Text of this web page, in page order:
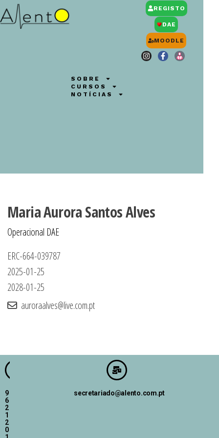
SOBRE
CURSOS
NOTÍCIAS
REGISTO
DAE
MOODLE
Maria Aurora Santos Alves
Operacional DAE
ERC-664-039787
2025-01-25
2028-01-25
auroraalves@live.com.pt
9
6
2
1
2
0
secretariado@alento.com.pt